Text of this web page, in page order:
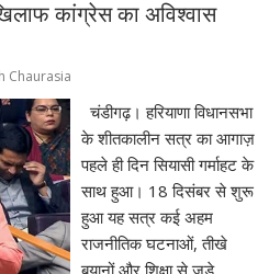
कांग्रेस का अविश्वास
Chaurasia
चंडीगढ़। हरियाणा विधानसभा
के शीतकालीन सत्र का आगाज़
पहले ही दिन सियासी गर्माहट के
साथ हुआ। 18 दिसंबर से शुरू
हुआ यह सत्र कई अहम
राजनीतिक घटनाओं, तीखे